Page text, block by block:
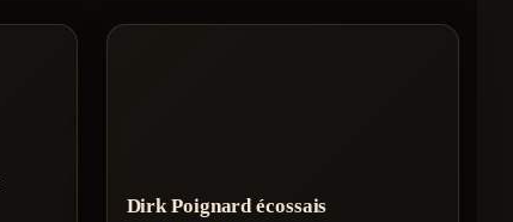
Dirk Poignard écossais